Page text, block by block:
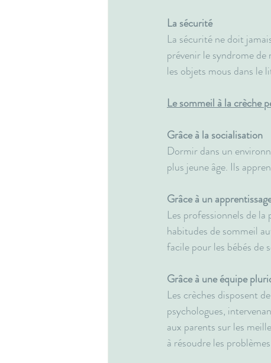
La sécurité
La sécurité ne doit
prévenir le syndrome
les objets mous dans le
Le sommeil à la crèche
Grâce à la socialisation
Dormir dans un
plus jeune âge. Ils
Grâce à un
Les professionnels de
habitudes de sommeil
facile pour les bébés de
Grâce à une équipe
Les crèches disposent
psychologues,
aux parents sur les
à résoudre les